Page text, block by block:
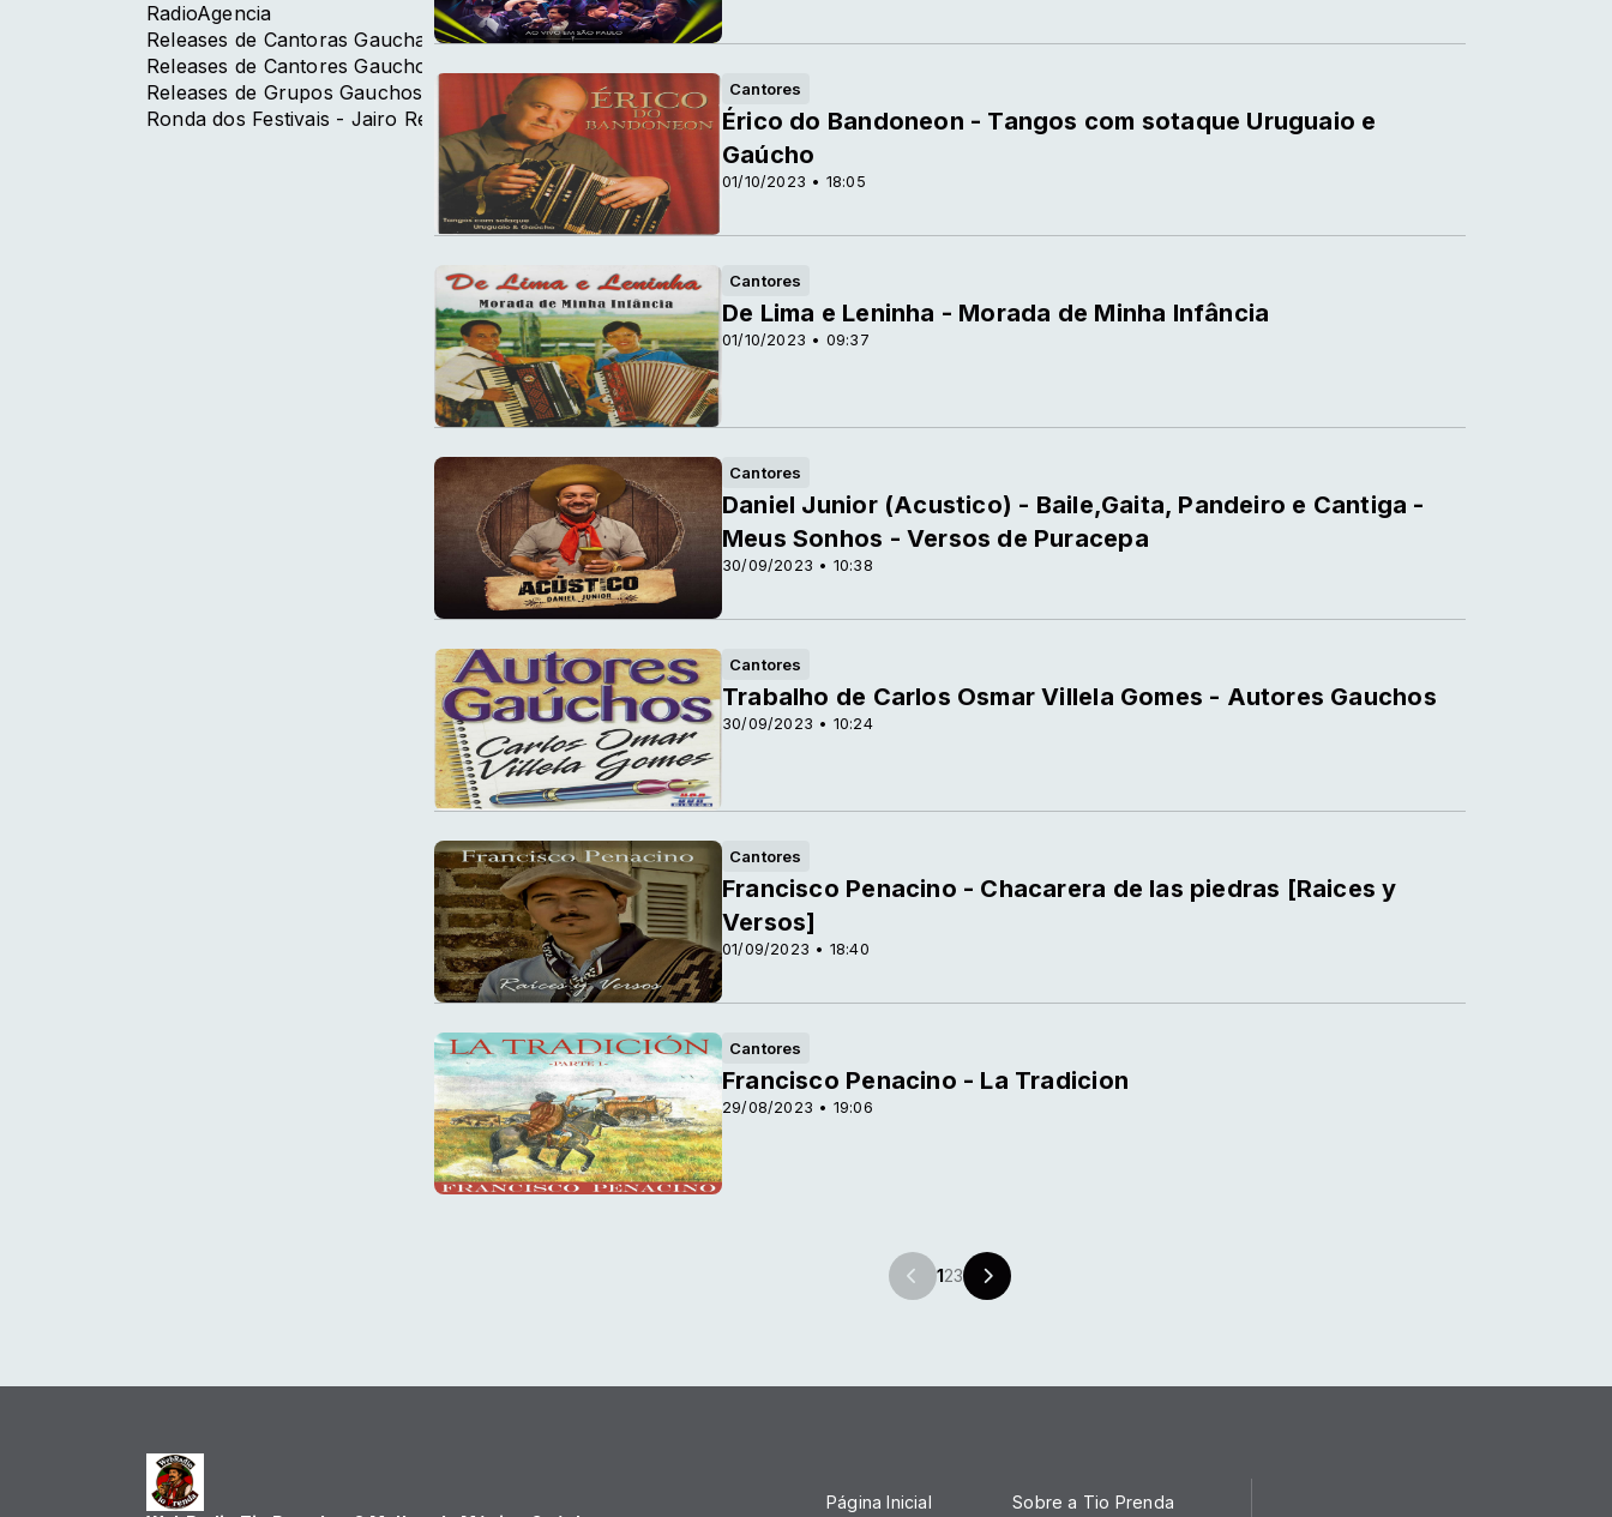
RadioAgencia
Releases de Cantoras Gauchas
Releases de Cantores Gauchos
Releases de Grupos Gauchos
Ronda dos Festivais - Jairo Reis
Cantores
01/10/2023 • 18:05
Érico do Bandoneon - Tangos com sotaque Uruguaio e
Gaúcho
Cantores
01/10/2023 • 09:37
De Lima e Leninha - Morada de Minha Infância
Cantores
30/09/2023 • 10:38
Daniel Junior (Acustico) - Baile,Gaita, Pandeiro e Cantiga -
Meus Sonhos - Versos de Puracepa
Cantores
30/09/2023 • 10:24
Trabalho de Carlos Osmar Villela Gomes - Autores Gauchos
Cantores
01/09/2023 • 18:40
Francisco Penacino - Chacarera de las piedras [Raices y
Versos]
Cantores
29/08/2023 • 19:06
Francisco Penacino - La Tradicion
123
Página Inicial Sobre a Tio Prenda